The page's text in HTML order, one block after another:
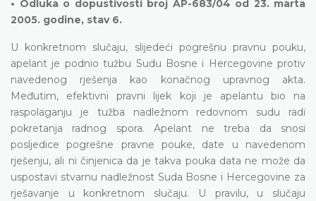
• Odluka o dopustivosti broj AP-683/04 od 23. marta
2005. godine, stav 6.
U konkretnom slučaju, slijedeći pogrešnu pravnu pouku,
apelant je podnio tužbu Sudu Bosne i Hercegovine protiv
navedenog rješenja kao konačnog upravnog akta.
Međutim, efektivni pravni lijek koji je apelantu bio na
raspolaganju je tužba nadležnom redovnom sudu radi
pokretanja radnog spora. Apelant ne treba da snosi
posljedice pogrešne pravne pouke, date u navedenom
rješenju, ali ni činjenica da je takva pouka data ne može da
uspostavi stvarnu nadležnost Suda Bosne i Hercegovine za
rješavanje u konkretnom slučaju. U pravilu, u slučaju